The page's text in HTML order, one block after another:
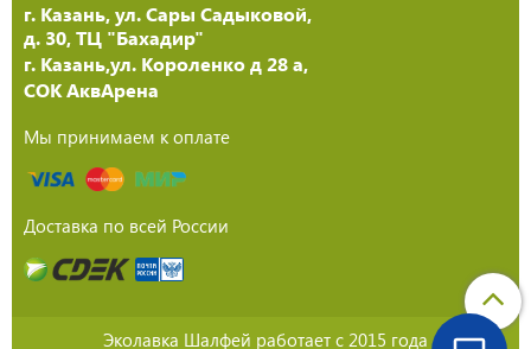
г. Казань, ул. Сары Садыковой,
д. 30, ТЦ "Бахадир"
г. Казань,ул. Короленко д 28 а,
СОК АквАрена
Мы принимаем к оплате
Доставка по всей России
Эколавка Шалфей работает с 2015 года